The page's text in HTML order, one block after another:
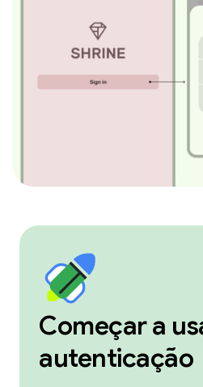
Começar a
autenticação